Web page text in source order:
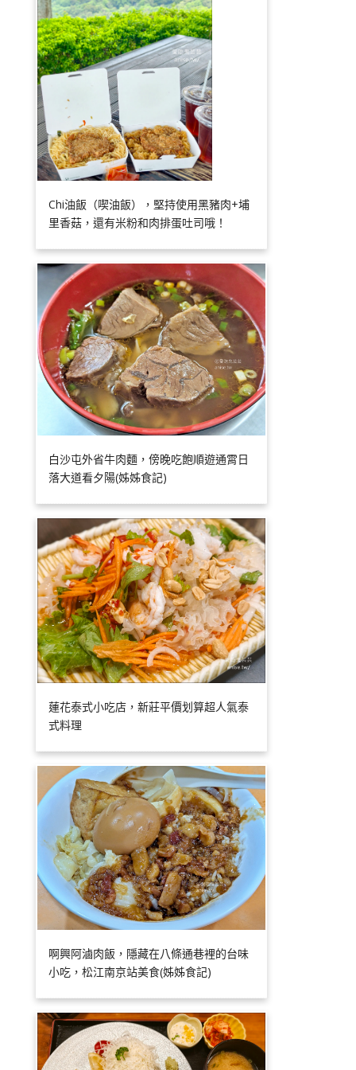
Chi油飯（喫油飯），堅持使用黑豬肉+埔
里香菇，還有米粉和肉排蛋吐司哦！
白沙屯外省牛肉麵，傍晚吃飽順遊通霄日
落大道看夕陽(姊姊食記)
蓮花泰式小吃店，新莊平價划算超人氣泰
式料理
啊興阿滷肉飯，隱藏在八條通巷裡的台味
小吃，松江南京站美食(姊姊食記)